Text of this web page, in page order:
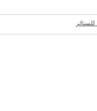
للستائر